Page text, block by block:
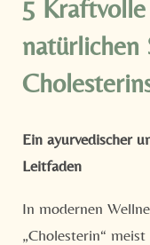
5
natürlichen
Ein ayurvedischer
Leitfaden
In modernen
„Cholesterin“